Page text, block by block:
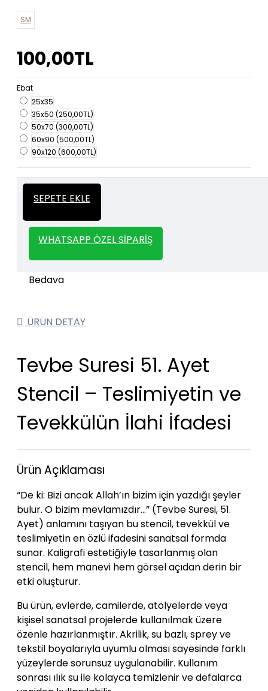
SM
100,00TL
Ebat
25x35
35x50 (250,00TL)
50x70 (300,00TL)
60x90 (500,00TL)
90x120 (600,00TL)
SEPETE EKLE
WHATSAPP ÖZEL SIPARIŞ
Kalın
İtalyan Sıva ve Dekorasyon amaçlı
kullanılan kalın stencil siparişleriniz için
geçebilirsiniz.
ÜRÜN DETAY
Tevbe Suresi 51. Ayet
Stencil – Teslimiyetin ve
Tevekkülün İlahi İfadesi
Ürün Açıklaması
“De ki: Bizi ancak Allah’ın bizim için yazdığı şeyler
bulur. O bizim mevlamızdır...” (Tevbe Suresi, 51.
Ayet) anlamını taşıyan bu stencil, tevekkül ve
teslimiyetin en özlü ifadesini sanatsal formda
sunar. Kaligrafi estetiğiyle tasarlanmış olan
stencil, hem manevi hem görsel açıdan derin bir
etki oluşturur.
Bu ürün, evlerde, camilerde, atölyelerde veya
kişisel sanatsal projelerde kullanılmak üzere
özenle hazırlanmıştır. Akrilik, su bazlı, sprey ve
tekstil boyalarıyla uyumlu olması sayesinde farklı
yüzeylerde sorunsuz uygulanabilir. Kullanım
sonrası ılık su ile kolayca temizlenir ve defalarca